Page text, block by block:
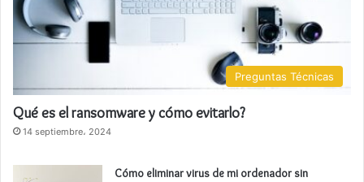
Preguntas Técnicas
Qué es el ransomware y cómo evitarlo?
14 septiembre، 2024
Cómo eliminar virus de mi ordenador sin